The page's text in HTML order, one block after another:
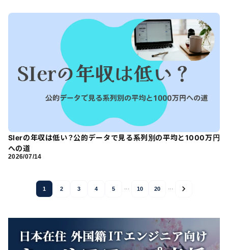
SIerの年収は低い？公的データで見る系列別の平均と1000万円
への道
2026/07/14
1 2 3 4 5 ... 10 20 ...